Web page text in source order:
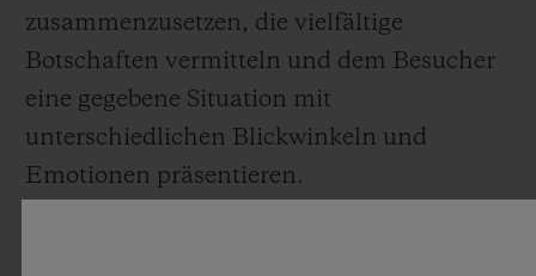
zusammenzusetzen, die vielfältige
Botschaften vermitteln und dem Besucher
eine gegebene Situation mit
unterschiedlichen Blickwinkeln und
Emotionen präsentieren.